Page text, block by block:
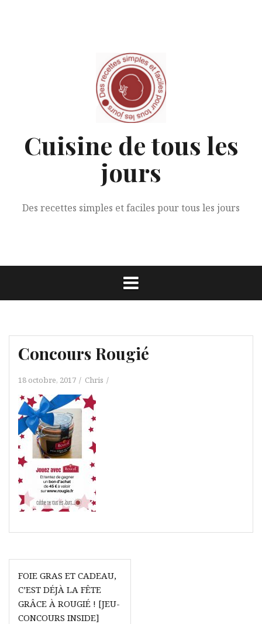
Cuisine de tous les
jours
Des recettes simples et faciles pour tous les jours
Concours Rougié
18 octobre, 2017 Chris
Navigation
de
l’article
FOIE GRAS ET CADEAU,
C’EST DÉJÀ LA FÊTE
GRÂCE À ROUGIÉ ! [JEU-
CONCOURS INSIDE]